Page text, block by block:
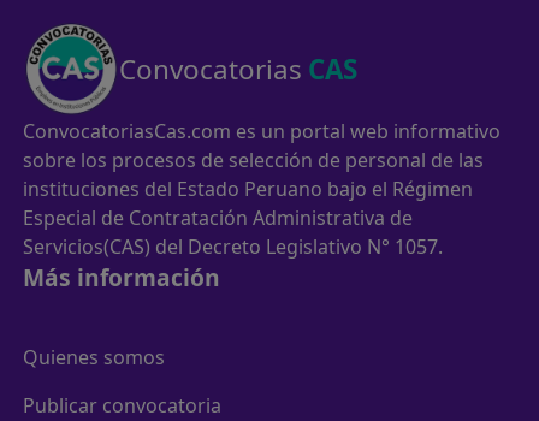
Convocatorias CAS
ConvocatoriasCas.com es un portal web informativo
sobre los procesos de selección de personal de las
instituciones del Estado Peruano bajo el Régimen
Especial de Contratación Administrativa de
Servicios(CAS) del Decreto Legislativo N° 1057.
Más información
Quienes somos
Publicar convocatoria